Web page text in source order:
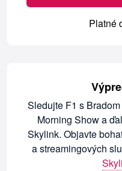
Platné
Sledujte F1 s
Morning Show a
Skylink. Objavte
a streamingových